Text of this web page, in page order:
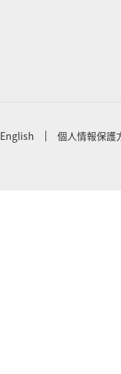
English 個人情報保護